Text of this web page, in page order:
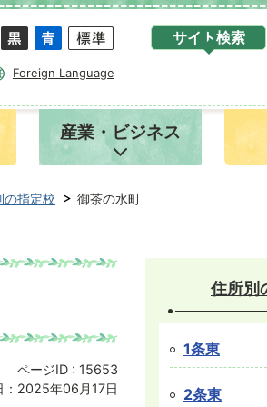
Foreign Language
サイト検索
ト
索
産業・ビジネス
の指定校
御茶の水町
ページID : 15653
：2025年06月17日
住所別
1条東
2条東